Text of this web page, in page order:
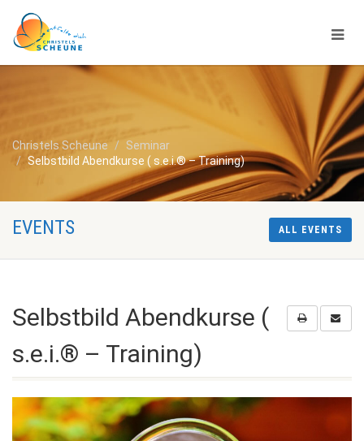
Christels Scheune
Seminar
Selbstbild Abendkurse ( s.e.i.® – Training)
EVENTS ALL EVENTS
Selbstbild Abendkurse (
s.e.i.® – Training)